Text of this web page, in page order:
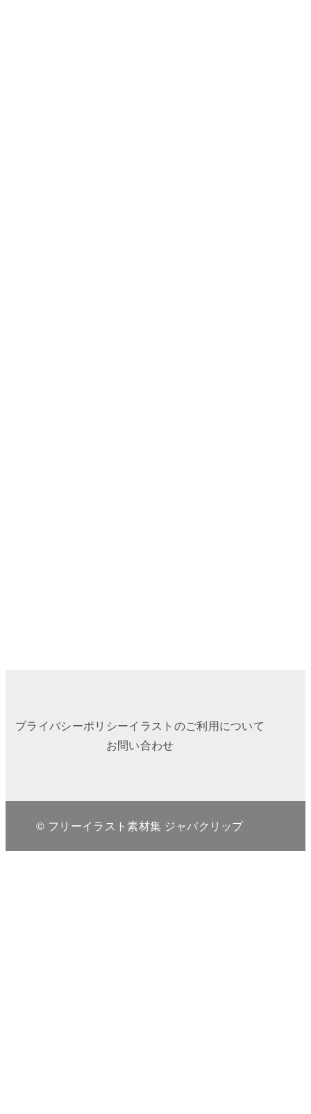
プライバシーポリシーイラストのご利用について
お問い合わせ
© フリーイラスト素材集 ジャパクリップ